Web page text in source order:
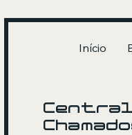
Início
Central